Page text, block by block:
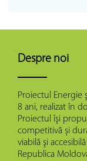
Despre noi
Proiectul Energie
8 ani, realizat în
Proiectul îşi
competitivă și
viabilă şi
Republica